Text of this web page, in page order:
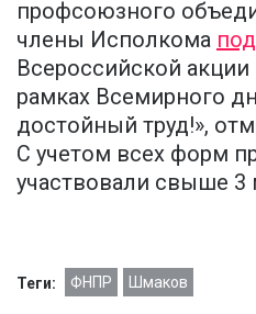
профсоюзного
члены Исполкома
Всероссийской
рамках Всемирного
достойный труд!»,
С учетом всех форм
участвовали свыше 3
Теги: ФНПР Шмаков